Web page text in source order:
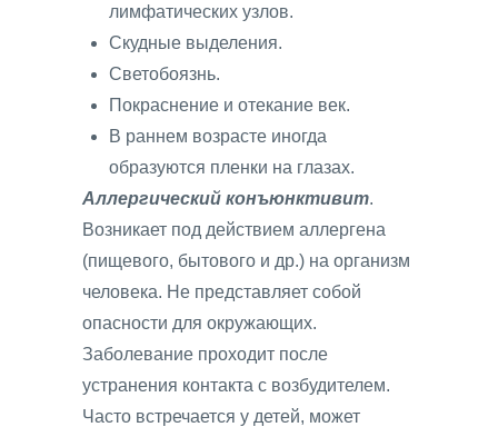
лимфатических узлов.
Скудные выделения.
Светобоязнь.
Покраснение и отекание век.
В раннем возрасте иногда
образуются пленки на глазах.
Аллергический конъюнктивит.
Возникает под действием аллергена
(пищевого, бытового и др.) на организм
человека. Не представляет собой
опасности для окружающих.
Заболевание проходит после
устранения контакта с возбудителем.
Часто встречается у детей, может